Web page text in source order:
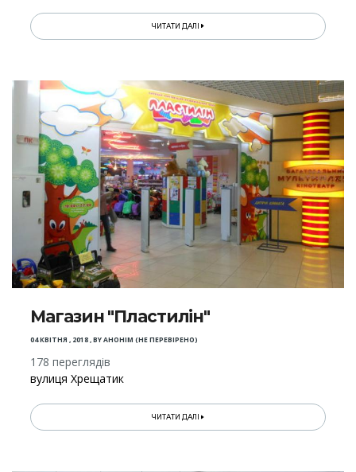
ЧИТАТИ ДАЛІ
Магазин "Пластилін"
04 КВІТНЯ , 2018,BYАНОНІМ (НЕ ПЕРЕВІРЕНО)
178 переглядів
вулиця Хрещатик
ЧИТАТИ ДАЛІ